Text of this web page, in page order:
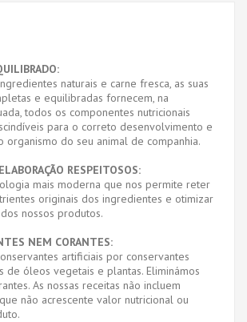
naturais e carne fresca, as suas
e equilibradas fornecem, na
todos os componentes nutricionais
para o correto desenvolvimento e
organismo do seu animal de companhia.
RESPEITOSOS:
mais moderna que nos permite reter
originais dos ingredientes e otimizar
nossos produtos.
NEM CORANTES:
artificiais por conservantes
de óleos vegetais e plantas. Eliminámos
As nossas receitas não incluem
não acrescente valor nutricional ou